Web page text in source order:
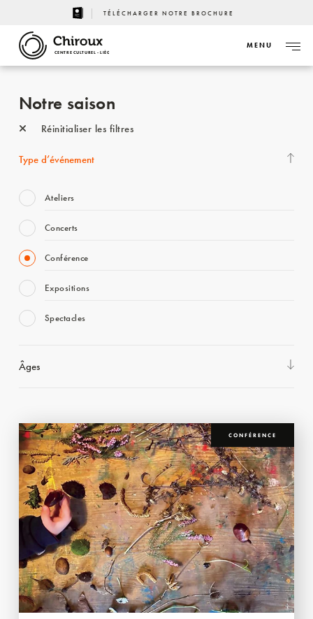
TÉLÉCHARGER NOTRE BROCHURE
CENTRE CULTUREL - LIÈGE
MENU
Notre saison
Réinitialiser les filtres
Type d’événement
Ateliers
Concerts
Conférence
Expositions
Spectacles
Âges
CONFÉRENCE